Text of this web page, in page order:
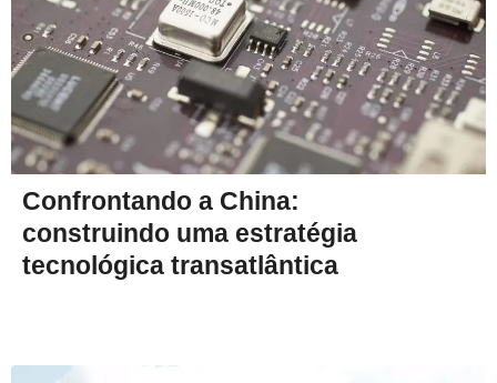
Confrontando a China:
construindo uma estratégia
tecnológica transatlântica